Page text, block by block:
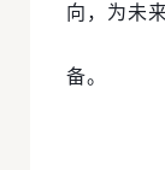
向，为未
备。